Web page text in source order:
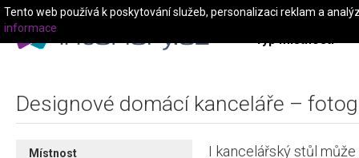
Typ místnosti
Designové domácí kanceláře –
Místnost
I kancelářský stůl
Tento web používá k poskytování služeb, personalizaci reklam a
informace